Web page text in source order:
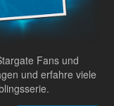
Fans und
und erfahre viele